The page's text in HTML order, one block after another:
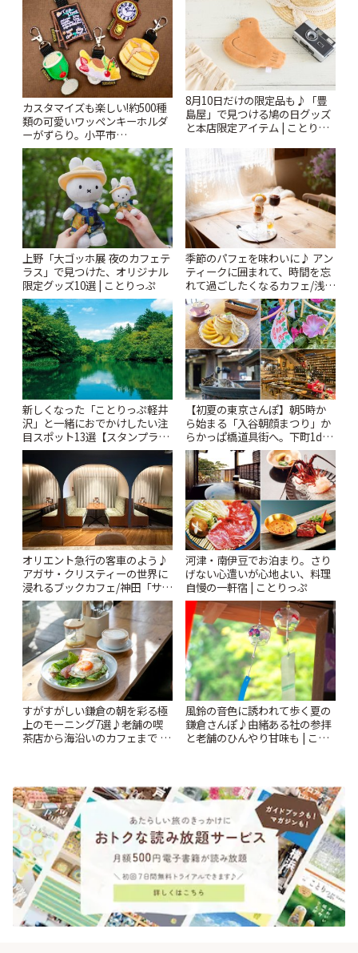
カスタマイズも楽しい!約500種
類の可愛いワッペンキーホルダ
ーがずらり。小平市
「Kimamaya T&K」 | ことりっ
ぷ
8月10日だけの限定品も♪「豊
島屋」で見つける鳩の日グッズ
と本店限定アイテム | ことりっ
上野「大ゴッホ展 夜のカフェテ
ラス」で見つけた、オリジナル
限定グッズ10選 | ことりっぷ
季節のパフェを味わいに♪ アン
ティークに囲まれて、時間を忘
れて過ごしたくなるカフェ/浅草
「annorum cafe」 | ことりっぷ
新しくなった「ことりっぷ軽井
沢」と一緒におでかけしたい注
目スポット13選【スタンプラリ
ー開催中】 | ことりっぷ
【初夏の東京さんぽ】朝5時か
ら始まる「入谷朝顔まつり」か
らかっぱ橋道具街へ。下町1day
さんぽプラン | ことりっぷ
オリエント急行の客車のよう♪
アガサ・クリスティーの世界に
浸れるブックカフェ/神田「サロ
ンクリスティ」 | ことりっぷ
河津・南伊豆でお泊まり。さり
げない心遣いが心地よい、料理
自慢の一軒宿 | ことりっぷ
すがすがしい鎌倉の朝を彩る極
上のモーニング7選♪老舗の喫
茶店から海沿いのカフェまで |
風鈴の音色に誘われて歩く夏の
鎌倉さんぽ♪由緒ある社の参拝
と老舗のひんやり甘味も | こと